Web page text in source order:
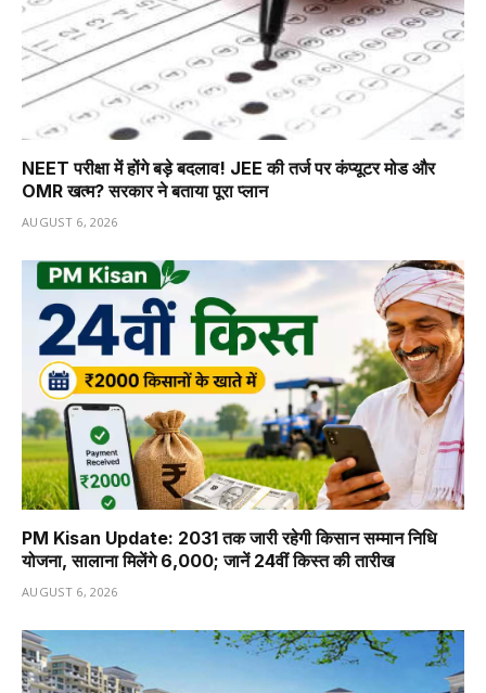
NEET परीक्षा में होंगे बड़े बदलाव! JEE की तर्ज पर कंप्यूटर मोड और
OMR खत्म? सरकार ने बताया पूरा प्लान
AUGUST 6, 2026
PM Kisan Update: 2031 तक जारी रहेगी किसान सम्मान निधि
योजना, सालाना मिलेंगे ₹6,000; जानें 24वीं किस्त की तारीख
AUGUST 6, 2026